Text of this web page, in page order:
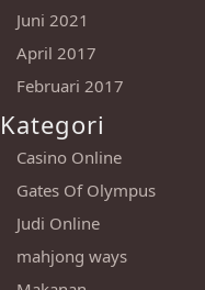
Juni 2021
April 2017
Februari 2017
Kategori
Casino Online
Gates Of Olympus
Judi Online
mahjong ways